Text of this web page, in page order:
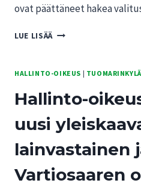
ovat päättäneet hakea
LUE LISÄÄ PRO
HAKEVAT
OIKEUDEN
VALITUSLUPAA
KORKEIMMASTA
HALLINTO-
HALLINTO-OIKEUS | TUOMARINKYLÄ
Hallinto-
uusi
lainvastainen
Vartiosaaren